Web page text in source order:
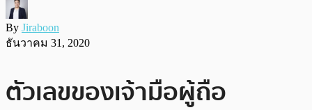
By Jiraboon
ธันวาคม 31, 2020
ตัวเลขของเจ้ามือผู้ถือ